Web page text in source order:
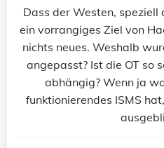
Dass der Westen, speziell
ein vorrangiges Ziel von
nichts neues. Weshalb
angepasst? Ist die OT so
abhängig? Wenn ja
funktionierendes ISMS